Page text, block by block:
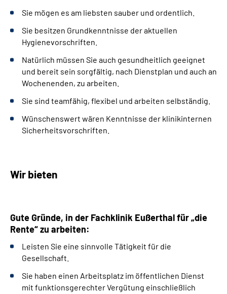
Sie mögen es am liebsten sauber und ordentlich.
Sie besitzen Grundkenntnisse der aktuellen
Hygienevorschriften.
Natürlich müssen Sie auch gesundheitlich geeignet
und bereit sein sorgfältig, nach Dienstplan und auch an
Wochenenden, zu arbeiten.
Sie sind teamfähig, flexibel und arbeiten selbständig.
Wünschenswert wären Kenntnisse der klinikinternen
Sicherheitsvorschriften.
Wir bieten
Gute Gründe, in der Fachklinik Eußerthal für „die
Rente“ zu arbeiten:
Leisten Sie eine sinnvolle Tätigkeit für die
Gesellschaft.
Sie haben einen Arbeitsplatz im öffentlichen Dienst
mit funktionsgerechter Vergütung einschließlich